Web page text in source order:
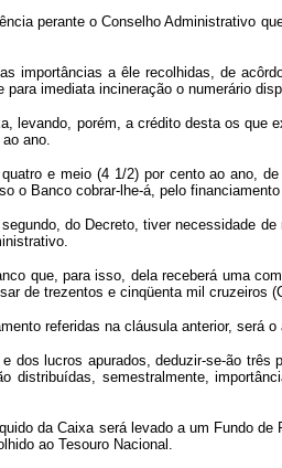
perante o Conselho Administrativo
importâncias a êle recolhidas, de
imediata incineração o numerário
porém, a crédito desta os que
ano.
e meio (4 1/2) por cento ao ano,
Banco cobrar-lhe-á, pelo
do Decreto, tiver necessidade
que, para isso, dela receberá uma
de trezentos e cinqüenta mil cruzeiros
referidas na cláusula anterior, será
lucros apurados, deduzir-se-ão
semestralmente,
da Caixa será levado a um Fundo
ao Tesouro Nacional.